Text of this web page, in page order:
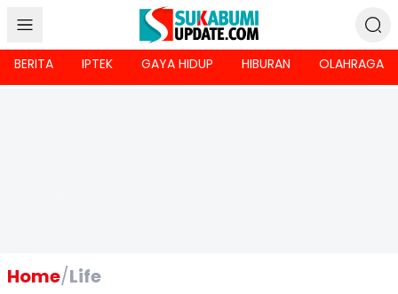
BERITA IPTEK GAYA HIDUP HIBURAN OLAHRAGA
Home/Life